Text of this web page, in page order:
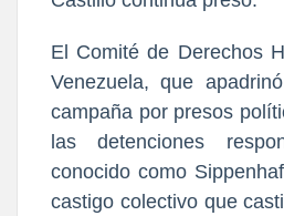
El Comité de Derechos
Venezuela, que
campaña por presos
las detenciones
conocido como
castigo colectivo que